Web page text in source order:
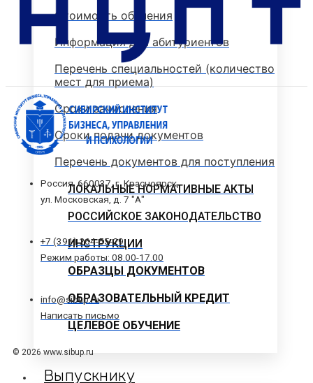
Стоимость обучения
Информация для абитуриентов
Перечень специальностей (количество
мест для приема)
Сроки зачисления
Сроки подачи документов
Перечень документов для поступления
ЛОКАЛЬНЫЕ НОРМАТИВНЫЕ АКТЫ
РОССИЙСКОЕ ЗАКОНОДАТЕЛЬСТВО
ИНСТРУКЦИИ
ОБРАЗЦЫ ДОКУМЕНТОВ
ОБРАЗОВАТЕЛЬНЫЙ КРЕДИТ
ЦЕЛЕВОЕ ОБУЧЕНИЕ
Выпускнику
Россия, 660037, г. Красноярск,
ул. Московская, д. 7 "А"
+7 (391) 264-55-29
Режим работы: 08.00-17.00
info@sibup.ru
Написать письмо
© 2026 www.sibup.ru